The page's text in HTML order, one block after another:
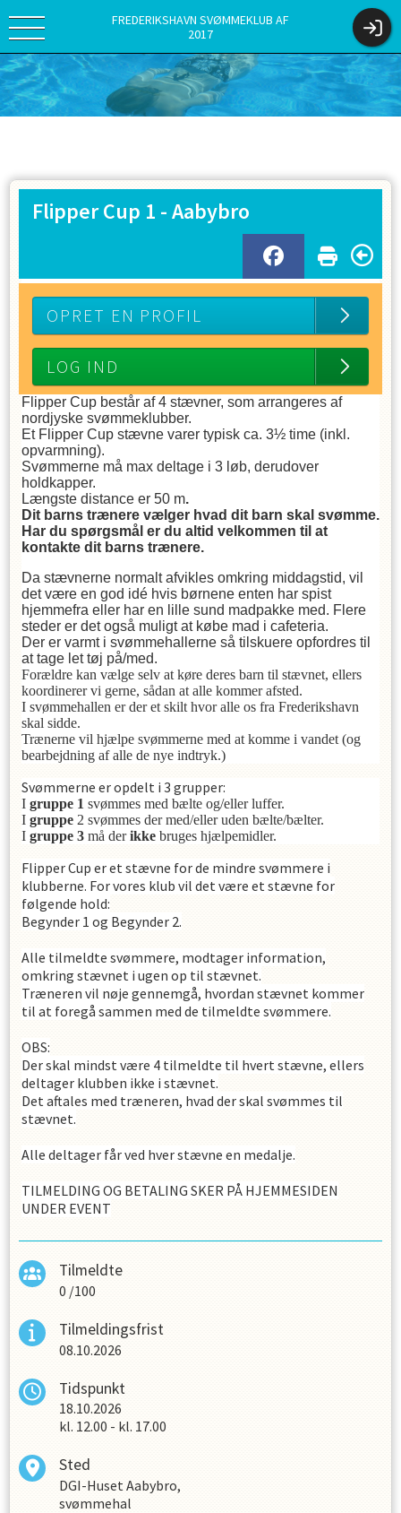
FREDERIKSHAVN SVØMMEKLUB AF
2017
Flipper Cup 1 - Aabybro
OPRET EN PROFIL
LOG IND
Flipper Cup består af 4 stævner, som arrangeres af
nordjyske svømmeklubber.
Et Flipper Cup stævne varer typisk ca. 3½ time (inkl.
opvarmning).
Svømmerne må max deltage i 3 løb, derudover
holdkapper.
Længste distance er 50 m.
Dit barns trænere vælger hvad dit barn skal svømme.
Har du spørgsmål er du altid velkommen til at
kontakte dit barns trænere.
Da stævnerne normalt afvikles omkring middagstid, vil
det være en god idé hvis børnene enten har spist
hjemmefra eller har en lille sund madpakke med. Flere
steder er det også muligt at købe mad i cafeteria.
Der er varmt i svømmehallerne så tilskuere opfordres til
at tage let tøj på/med.
Forældre kan vælge selv at køre deres barn til stævnet, ellers
koordinerer vi gerne, sådan at alle kommer afsted.
I svømmehallen er der et skilt hvor alle os fra Frederikshavn
skal sidde.
Trænerne vil hjælpe svømmerne med at komme i vandet (og
bearbejdning af alle de nye indtryk.)
Svømmerne er opdelt i 3 grupper:
I gruppe 1 svømmes med bælte og/eller luffer.
I gruppe 2 svømmes der med/eller uden bælte/bælter.
I gruppe 3 må derikke bruges hjælpemidler.
Flipper Cup er et stævne for de mindre svømmere i
klubberne. For vores klub vil det være et stævne for
følgende hold:
Begynder 1 og Begynder 2.
Alle tilmeldte svømmere, modtager information,
omkring stævnet i ugen op til stævnet.
Træneren vil nøje gennemgå, hvordan stævnet kommer
til at foregå sammen med de tilmeldte svømmere.
OBS:
Der skal mindst være 4 tilmeldte til hvert stævne, ellers
deltager klubben ikke i stævnet.
Det aftales med træneren, hvad der skal svømmes til
stævnet.
Alle deltager får ved hver stævne en medalje.
TILMELDING OG BETALING SKER PÅ HJEMMESIDEN
UNDER EVENT
Tilmeldte
0 /100
Tilmeldingsfrist
08.10.2026
Tidspunkt
18.10.2026
kl. 12.00 - kl. 17.00
Sted
DGI-Huset Aabybro,
svømmehal